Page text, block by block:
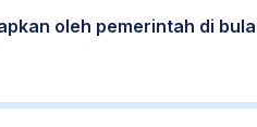
oleh pemerintah di